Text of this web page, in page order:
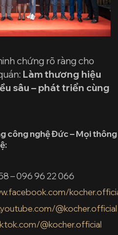
chứng rõ ràng cho
Làm thương hiệu
sâu – phát triển cùng
công nghệ Đức – Mọi
– 096 96 22 066
@kocher.official
@kocher.official